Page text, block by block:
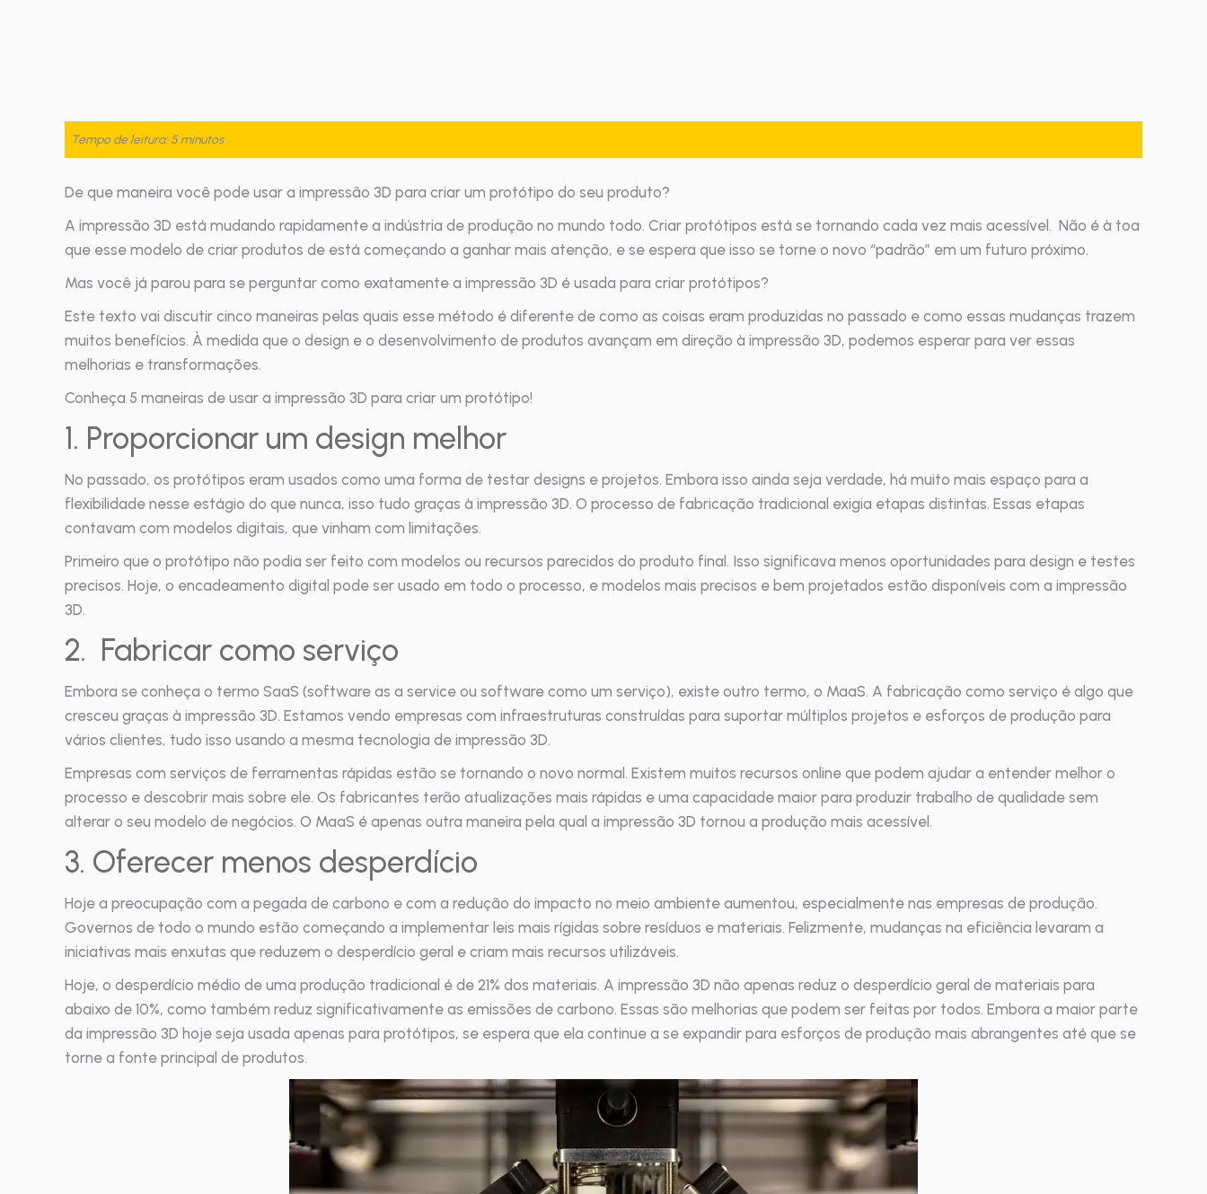
Tempo de leitura: 5 minutos
De que maneira você pode usar a impressão 3D para criar um protótipo do seu produto?
A impressão 3D está mudando rapidamente a indústria de produção no mundo todo. Criar protótipos está se tornando cada vez mais acessível. Não é à toa
que esse modelo de criar produtos de está começando a ganhar mais atenção, e se espera que isso se torne o novo “padrão” em um futuro próximo.
Mas você já parou para se perguntar como exatamente a impressão 3D é usada para criar protótipos?
Este texto vai discutir cinco maneiras pelas quais esse método é diferente de como as coisas eram produzidas no passado e como essas mudanças trazem
muitos benefícios. À medida que o design e o desenvolvimento de produtos avançam em direção à impressão 3D, podemos esperar para ver essas
melhorias e transformações.
Conheça 5 maneiras de usar a impressão 3D para criar um protótipo!
1. Proporcionar um design melhor
No passado, os protótipos eram usados como uma forma de testar designs e projetos. Embora isso ainda seja verdade, há muito mais espaço para a
flexibilidade nesse estágio do que nunca, isso tudo graças à impressão 3D. O processo de fabricação tradicional exigia etapas distintas. Essas etapas
contavam com modelos digitais, que vinham com limitações.
Primeiro que o protótipo não podia ser feito com modelos ou recursos parecidos do produto final. Isso significava menos oportunidades para design e testes
precisos. Hoje, o encadeamento digital pode ser usado em todo o processo, e modelos mais precisos e bem projetados estão disponíveis com a impressão
3D.
2. Fabricar como serviço
Embora se conheça o termo SaaS (software as a service ou software como um serviço), existe outro termo, o MaaS. A fabricação como serviço é algo que
cresceu graças à impressão 3D. Estamos vendo empresas com infraestruturas construídas para suportar múltiplos projetos e esforços de produção para
vários clientes, tudo isso usando a mesma tecnologia de impressão 3D.
Empresas com serviços de ferramentas rápidas estão se tornando o novo normal. Existem muitos recursos online que podem ajudar a entender melhor o
processo e descobrir mais sobre ele. Os fabricantes terão atualizações mais rápidas e uma capacidade maior para produzir trabalho de qualidade sem
alterar o seu modelo de negócios. O MaaS é apenas outra maneira pela qual a impressão 3D tornou a produção mais acessível.
3. Oferecer menos desperdício
Hoje a preocupação com a pegada de carbono e com a redução do impacto no meio ambiente aumentou, especialmente nas empresas de produção.
Governos de todo o mundo estão começando a implementar leis mais rígidas sobre resíduos e materiais. Felizmente, mudanças na eficiência levaram a
iniciativas mais enxutas que reduzem o desperdício geral e criam mais recursos utilizáveis.
Hoje, o desperdício médio de uma produção tradicional é de 21% dos materiais. A impressão 3D não apenas reduz o desperdício geral de materiais para
abaixo de 10%, como também reduz significativamente as emissões de carbono. Essas são melhorias que podem ser feitas por todos. Embora a maior parte
da impressão 3D hoje seja usada apenas para protótipos, se espera que ela continue a se expandir para esforços de produção mais abrangentes até que se
torne a fonte principal de produtos.